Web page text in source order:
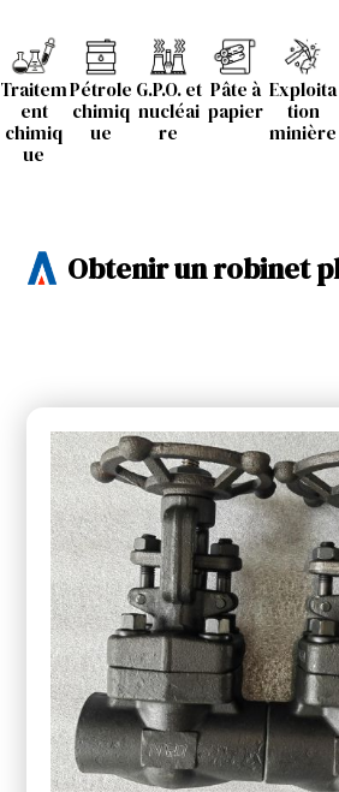
Traitem
ent
chimiq
ue
Pétrole
chimiq
ue
G.P.O. et
nucléai
re
Pâte à
papier
Exploita
tion
minière
Obtenir un robinet